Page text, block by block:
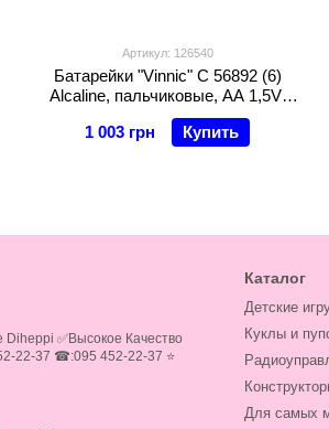
Артикул: 126540
Батарейки "Vinnic" C 56892 (6)
Alcaline, пальчиковые, АА 1,5V,
ЦЕНА ЗА 48 ШТ. В блоке
1 003 грн
Купить
✅Высокое Качество
22-37 ☎:095 452-22-37 ⭐
Каталог
Детские
Куклы и
Для самых